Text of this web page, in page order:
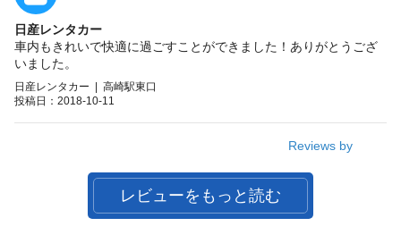
日産レンタカー
車内もきれいで快適に過ごすことができました！ありがとうござ
いました。
日産レンタカー | 高崎駅東口
投稿日：2018-10-11
Reviews by
レビューをもっと読む